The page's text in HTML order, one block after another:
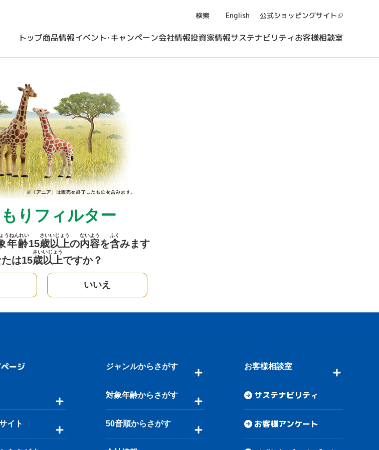
検索 English 公式ショッピングサイト
トップ商品情報イベント・キャンペーン会社情報投資家情報サステナビリティお客様相談室
りフィルター
年齢
うねんれい
15歳
さい
以上
いじょう
の内容
ないよう
を含
ふく
みます
は15歳
さい
以上
いじょう
ですか？
いいえ
ージ
イト
ジャンルからさがす
対象年齢からさがす
50音順からさがす
お客様相談室
サステナビリティ
お客様アンケート